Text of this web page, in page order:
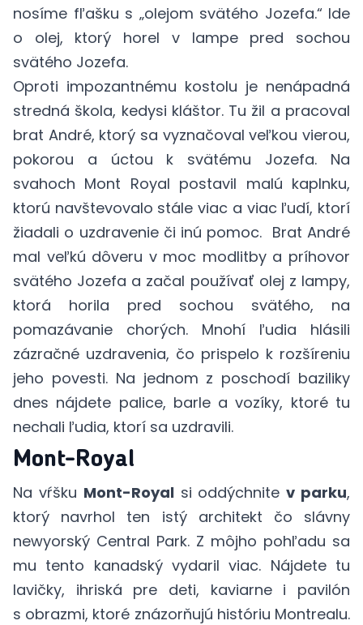
nosíme fľašku s „olejom svätého Jozefa.“ Ide
o olej, ktorý horel v lampe pred sochou
svätého Jozefa.
Oproti impozantnému kostolu je nenápadná
stredná škola, kedysi kláštor. Tu žil a pracoval
brat André, ktorý sa vyznačoval veľkou vierou,
pokorou a úctou k svätému Jozefa. Na
svahoch Mont Royal postavil malú kaplnku,
ktorú navštevovalo stále viac a viac ľudí, ktorí
žiadali o uzdravenie či inú pomoc. Brat André
mal veľkú dôveru v moc modlitby a príhovor
svätého Jozefa a začal používať olej z lampy,
ktorá horila pred sochou svätého, na
pomazávanie chorých. Mnohí ľudia hlásili
zázračné uzdravenia, čo prispelo k rozšíreniu
jeho povesti. Na jednom z poschodí baziliky
dnes nájdete palice, barle a vozíky, ktoré tu
nechali ľudia, ktorí sa uzdravili.
Mont-Royal
Na vŕšku Mont-Royalsi oddýchnitev parku,
ktorý navrhol ten istý architekt čo slávny
newyorský Central Park. Z môjho pohľadu sa
mu tento kanadský vydaril viac. Nájdete tu
lavičky, ihriská pre deti, kaviarne i pavilón
s obrazmi, ktoré znázorňujú históriu Montrealu.